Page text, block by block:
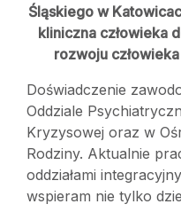
Śląskiego w
kliniczna człowieka
rozwoju
Doświadczenie
Oddziale
Kryzysowej oraz w
Rodziny. Aktualnie
oddziałami
wspieram nie tylko